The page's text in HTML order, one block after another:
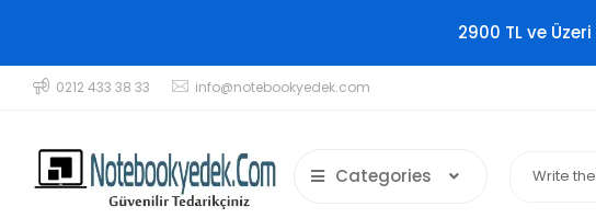
2900 TL ve
0212 433 38 33 info@notebookyedek.com
Categories